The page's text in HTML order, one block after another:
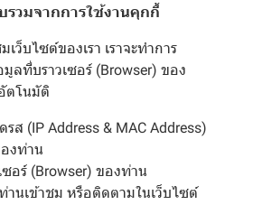
รวมจากการใช้งานคุกกี้
เว็บไซต์ของเรา เราจะทำการ
ลที่บราวเซอร์ (Browser) ของ
ตโนมัติ
ส (IP Address & MAC Address)
งท่าน
อร์ (Browser) ของท่าน
นเข้าชม หรือติดตามในเว็บไซต์